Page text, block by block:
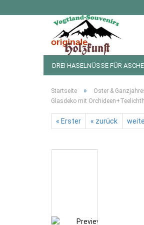
DREI HASELNÜSSE FÜR
Startseite » Oster &
Glasdeko mit
« Erster « zurück